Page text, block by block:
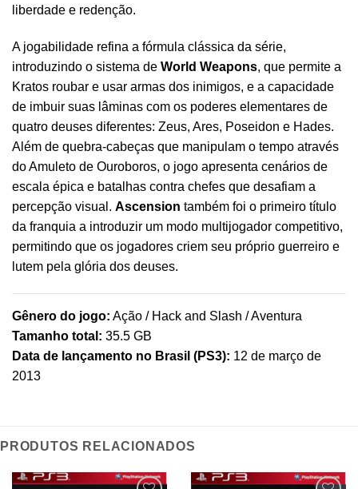
liberdade e redenção.
A jogabilidade refina a fórmula clássica da série,
introduzindo o sistema de World Weapons, que permite a
Kratos roubar e usar armas dos inimigos, e a capacidade
de imbuir suas lâminas com os poderes elementares de
quatro deuses diferentes: Zeus, Ares, Poseidon e Hades.
Além de quebra-cabeças que manipulam o tempo através
do Amuleto de Ouroboros, o jogo apresenta cenários de
escala épica e batalhas contra chefes que desafiam a
percepção visual. Ascension também foi o primeiro título
da franquia a introduzir um modo multijogador competitivo,
permitindo que os jogadores criem seu próprio guerreiro e
lutem pela glória dos deuses.
Gênero do jogo: Ação / Hack and Slash / Aventura
Tamanho total: 35.5 GB
Data de lançamento no Brasil (PS3): 12 de março de
2013
PRODUTOS RELACIONADOS